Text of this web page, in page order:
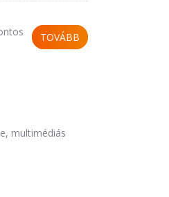
TOVÁBB
multimédiás